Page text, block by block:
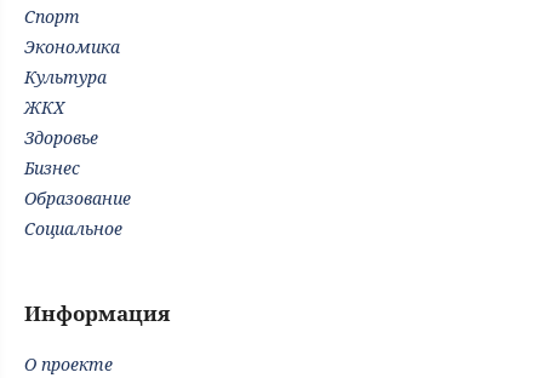
Спорт
Экономика
Культура
ЖКХ
Здоровье
Бизнес
Образование
Социальное
Информация
О проекте